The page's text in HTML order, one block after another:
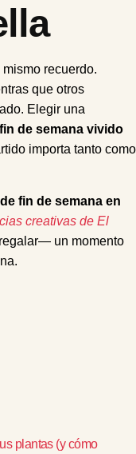
recuerdo.
que otros
Elegir una
de semana vivido
importa tanto como
fin de semana en
creativas de El
un momento
plantas (y cómo